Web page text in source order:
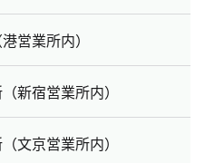
営業所内）
新宿営業所内）
文京営業所内）